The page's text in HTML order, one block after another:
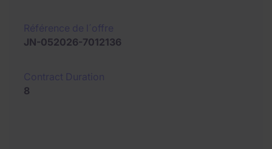
JN-052026-7012136
8